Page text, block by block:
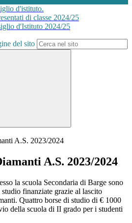
d'istituto.
di classe 2024/25
d'Istituto 2024/25
del sito
A.S. 2023/2024
A.S. 2023/2024
la scuola Secondaria di Barge sono
studio finanziate grazie al lascito
Quattro borse di studio di € 1000
della scuola di II grado per i studenti